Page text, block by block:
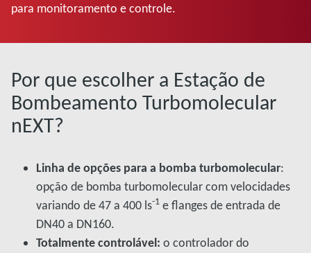
para monitoramento e controle.
Por que escolher a Estação de
Bombeamento Turbomolecular
nEXT?
Linha de opções para a bomba turbomolecular:
opção de bomba turbomolecular com velocidades
variando de 47 a 400 ls-1 e flanges de entrada de
DN40 a DN160.
Totalmente controlável: o controlador do